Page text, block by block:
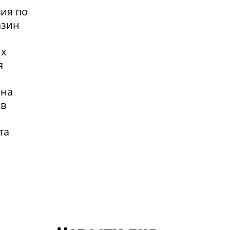
по